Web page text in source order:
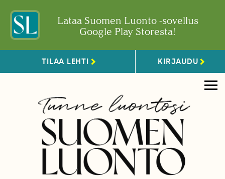
Lataa Suomen Luonto -sovellus
Google Play Storesta!
TILAA LEHTI KIRJAUDU